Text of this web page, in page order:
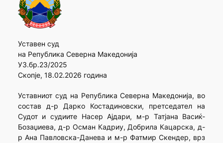
Уставен суд
на Република Северна Македонија
УЗ.бр.23/2025
Скопје, 18.02.2026 година
Уставниот суд на Република Северна Македонија, во
состав д-р Дарко Костадиновски, претседател на
Судот и судиите Насер Ајдари, м-р Татјана Васиќ-
Бозаџиева, д-р Осман Кадриу, Добрила Кацарска, д-
р Ана Павловска-Данева и м-р Фатмир Скендер, врз